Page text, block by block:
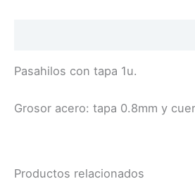
Pasahilos con tapa 1u.
Grosor acero: tapa 0.8mm y
Productos relacionados